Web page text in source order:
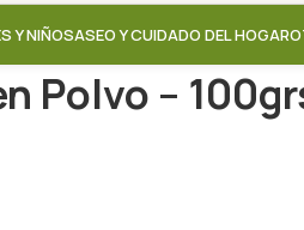
Y NIÑOSASEO Y CUIDADO DEL HOGAR
Polvo –